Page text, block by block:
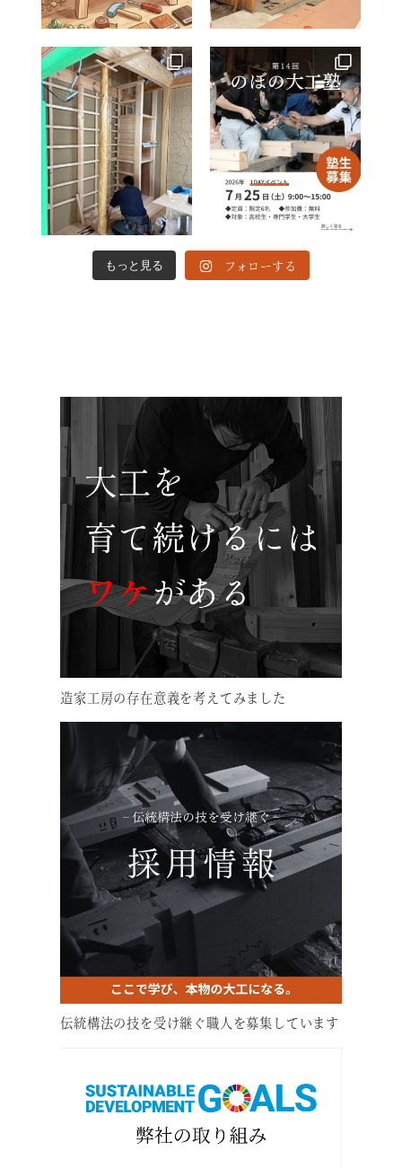
もっと見る フォローする
造家工房の存在意義を考えてみました
伝統構法の技を受け継ぐ職人を募集しています